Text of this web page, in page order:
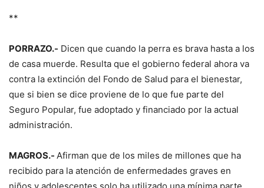
**
PORRAZO.- Dicen que cuando la perra es brava hasta a los
de casa muerde. Resulta que el gobierno federal ahora va
contra la extinción del Fondo de Salud para el bienestar,
que si bien se dice proviene de lo que fue parte del
Seguro Popular, fue adoptado y financiado por la actual
administración.
MAGROS.- Afirman que de los miles de millones que ha
recibido para la atención de enfermedades graves en